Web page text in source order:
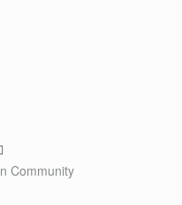
Community